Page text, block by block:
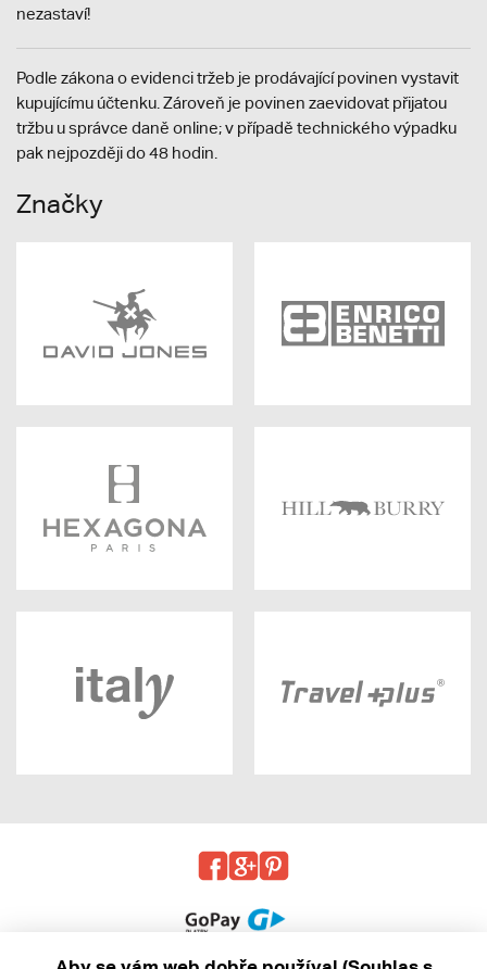
nezastaví!
Podle zákona o evidenci tržeb je prodávající povinen vystavit
kupujícímu účtenku. Zároveň je povinen zaevidovat přijatou
tržbu u správce daně online; v případě technického výpadku
pak nejpozději do 48 hodin.
Značky